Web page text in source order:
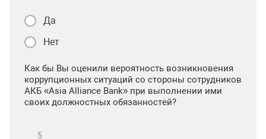
Да
Нет
Как бы Вы оценили вероятность возникновения
коррупционных ситуаций со стороны сотрудников
АКБ «Asia Alliance Bank» при выполнении ими
своих должностных обязанностей?